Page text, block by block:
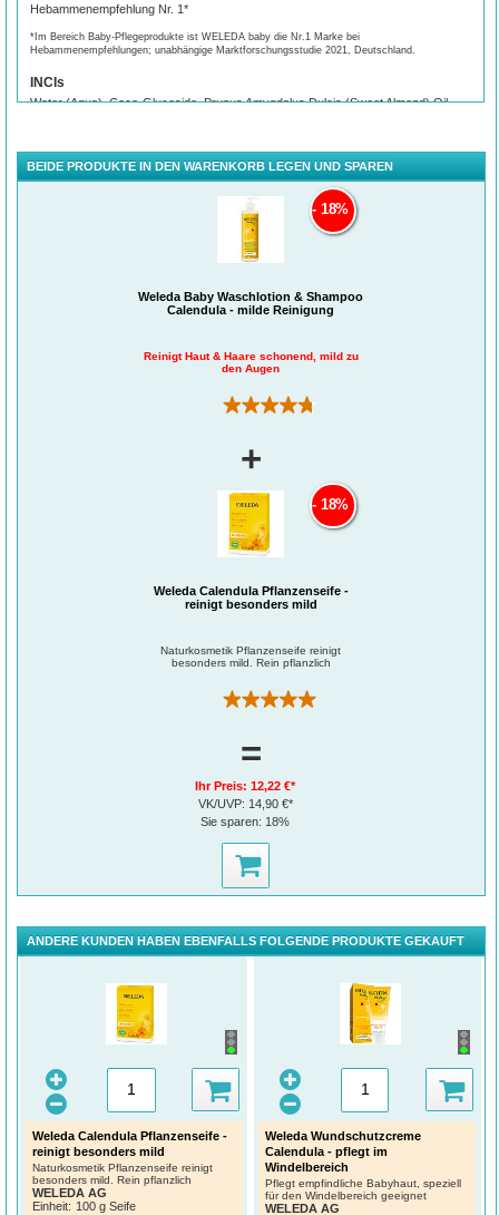
Hebammenempfehlung Nr. 1*
*Im Bereich Baby-Pflegeprodukte ist WELEDA baby die Nr.1 Marke bei
Hebammenempfehlungen; unabhängige Marktforschungsstudie 2021, Deutschland.
INCIs
Water (Aqua), Coco-Glucoside, Prunus Amygdalus Dulcis (Sweet Almond) Oil,
*from natural essential oils and/or plant extracts
BEIDE PRODUKTE IN DEN WARENKORB LEGEN UND SPAREN
Weleda Baby Waschlotion & Shampoo
Calendula - milde Reinigung
Reinigt Haut & Haare schonend, mild zu
den Augen
(211)
18%
+
Weleda Calendula Pflanzenseife -
reinigt besonders mild
Naturkosmetik Pflanzenseife reinigt
besonders mild. Rein pflanzlich
(3)
18%
=
Ihr Preis:12,22 €*
VK/UVP: 14,90 €*
Sie sparen: 18%
ANDERE KUNDEN HABEN EBENFALLS FOLGENDE PRODUKTE GEKAUFT
Weleda Calendula Pflanzenseife -
reinigt besonders mild
Naturkosmetik Pflanzenseife reinigt
besonders mild. Rein pflanzlich
WELEDA AG
Einheit: 100 g Seife
Weleda Wundschutzcreme
Calendula - pflegt im
Windelbereich
Pflegt empfindliche Babyhaut, speziell
für den Windelbereich geeignet
WELEDA AG